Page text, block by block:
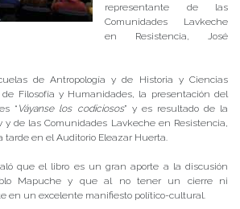
representante de las
Comunidades Lavkeche
en Resistencia, José
de Antropología y de Historia y Ciencias
Filosofía y Humanidades, la presentación del
“ Váyanse los codiciosos” y es resultado de la
y de las Comunidades Lavkeche en Resistencia,
tarde en el Auditorio Eleazar Huerta.
que el libro es un gran aporte a la discusión
Mapuche y que al no tener un cierre ni
en un excelente manifiesto político-cultural.